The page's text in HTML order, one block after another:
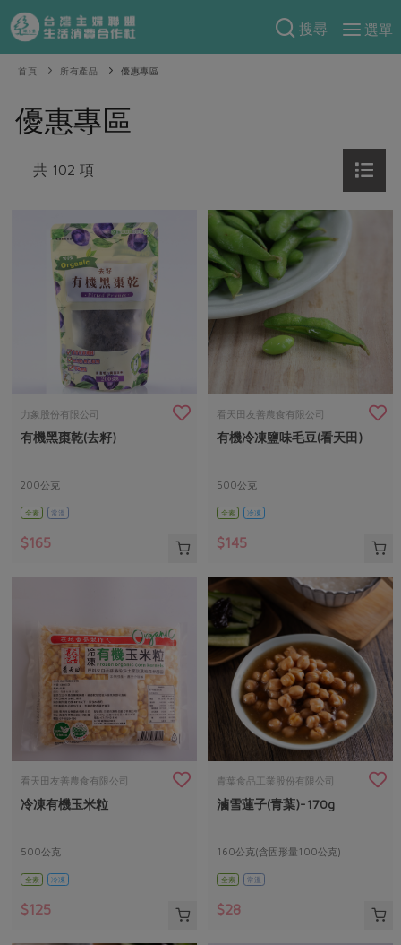
搜尋
選單
產品分類
當季蔬果
一籃菜
芽苗類
奶蛋豆・五穀
乳製品
米麵雜糧
肉品・水產
水畜加工品
調理食材・點心
調味醬料/南北貨 烘焙
居家好物
美妝保養 個人清潔
家庭清潔
日用品
素食專區
食譜料理
料理方式
醬料
湯品．鍋物
飲品
主題食譜
異國料理
年菜食譜
高麗菜海鮮煎餅
把最好的台灣味帶回家！
防災用品預購圓滿結束
2026年端午節預購圓滿結束
更多預購活動
當季產品
合作25-經典快閃最後一週
合作25-精選產品第三彈
更多當季產品
30%rPET紅烏龍茶
2024農業發展計畫年度報告
更多議題活動
把最好的台灣味帶回家！
觀點文章
主婦食堂 一籃菜真心話
社內大小事 合作聯合國
產品故事 生活提案
樂齡生活
廚房瑜伽
減硝酸鹽
減塑減廢
公益金 食農教育
更多議題
生活者e週報
綠主張月刊
關於合作社
認識合作社
關於我們
合作社組織
員工與求才
自主把關
檢驗報告
硝酸鹽檢驗
合作社法規
社務專區
選舉專區
媒體報導
地區活動
重要公告
首頁 所有產品 優惠專區
優惠專區
共 102 項
力象股份有限公司
有機黑棗乾(去籽)
200公克
全素 常溫
$165
看天田友善農食有限公司
有機冷凍鹽味毛豆(看天田)
500公克
全素 冷凍
$145
看天田友善農食有限公司
冷凍有機玉米粒
500公克
全素 冷凍
$125
青葉食品工業股份有限公司
滷雪蓮子(青葉)-170g
160公克(含固形量100公克)
全素 常溫
$28